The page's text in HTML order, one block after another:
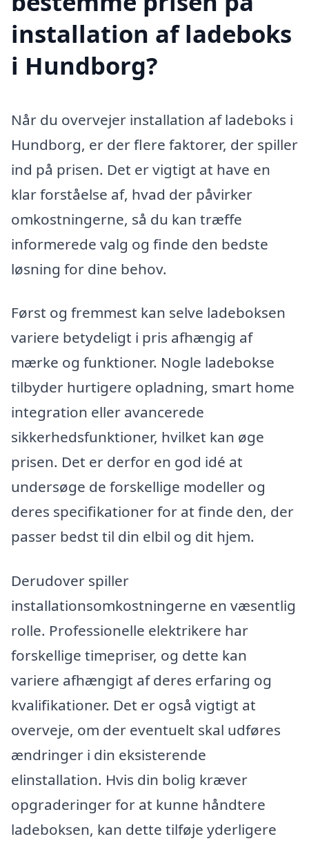
installation af ladeboks
i Hundborg?
Når du overvejer installation af ladeboks i
Hundborg, er der flere faktorer, der spiller
ind på prisen. Det er vigtigt at have en
klar forståelse af, hvad der påvirker
omkostningerne, så du kan træffe
informerede valg og finde den bedste
løsning for dine behov.
Først og fremmest kan selve ladeboksen
variere betydeligt i pris afhængig af
mærke og funktioner. Nogle ladebokse
tilbyder hurtigere opladning, smart home
integration eller avancerede
sikkerhedsfunktioner, hvilket kan øge
prisen. Det er derfor en god idé at
undersøge de forskellige modeller og
deres specifikationer for at finde den, der
passer bedst til din elbil og dit hjem.
Derudover spiller
installationsomkostningerne en væsentlig
rolle. Professionelle elektrikere har
forskellige timepriser, og dette kan
variere afhængigt af deres erfaring og
kvalifikationer. Det er også vigtigt at
overveje, om der eventuelt skal udføres
ændringer i din eksisterende
elinstallation. Hvis din bolig kræver
opgraderinger for at kunne håndtere
ladeboksen, kan dette tilføje yderligere